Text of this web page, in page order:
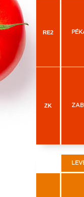
RE2
ZK